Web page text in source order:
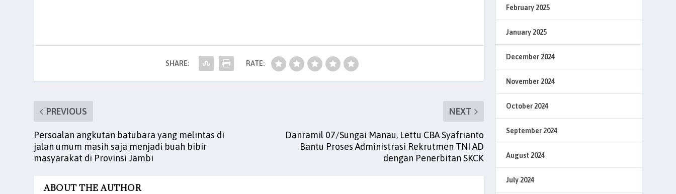
b
A dI
n
t
SHARE: RATE:
PREVIOUS
Persoalan angkutan batubara yang melintas di
jalan umum masih saja menjadi buah bibir
masyarakat di Provinsi Jambi
NEXT
Danramil 07/Sungai Manau, Lettu CBA Syafrianto
Bantu Proses Administrasi Rekrutmen TNI AD
dengan Penerbitan SKCK
ABOUT THE AUTHOR
February 2025
January 2025
December 2024
November 2024
October 2024
September 2024
August 2024
July 2024